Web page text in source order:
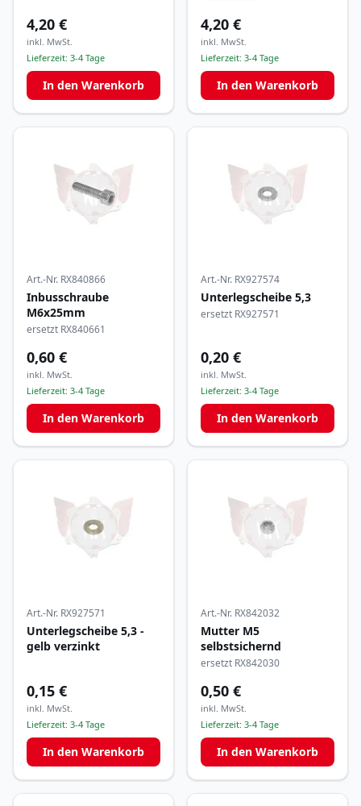
4,20 €
inkl. MwSt.
Lieferzeit: 3-4 Tage
In den Warenkorb
4,20 €
inkl. MwSt.
Lieferzeit: 3-4 Tage
In den Warenkorb
Art.-Nr. RX840866
Inbusschraube
M6x25mm
ersetzt RX840661
0,60 €
inkl. MwSt.
Lieferzeit: 3-4 Tage
In den Warenkorb
Art.-Nr. RX927574
Unterlegscheibe 5,3
ersetzt RX927571
0,20 €
inkl. MwSt.
Lieferzeit: 3-4 Tage
In den Warenkorb
Art.-Nr. RX927571
Unterlegscheibe 5,3 -
gelb verzinkt
0,15 €
inkl. MwSt.
Lieferzeit: 3-4 Tage
In den Warenkorb
Art.-Nr. RX842032
Mutter M5
selbstsichernd
ersetzt RX842030
0,50 €
inkl. MwSt.
Lieferzeit: 3-4 Tage
In den Warenkorb